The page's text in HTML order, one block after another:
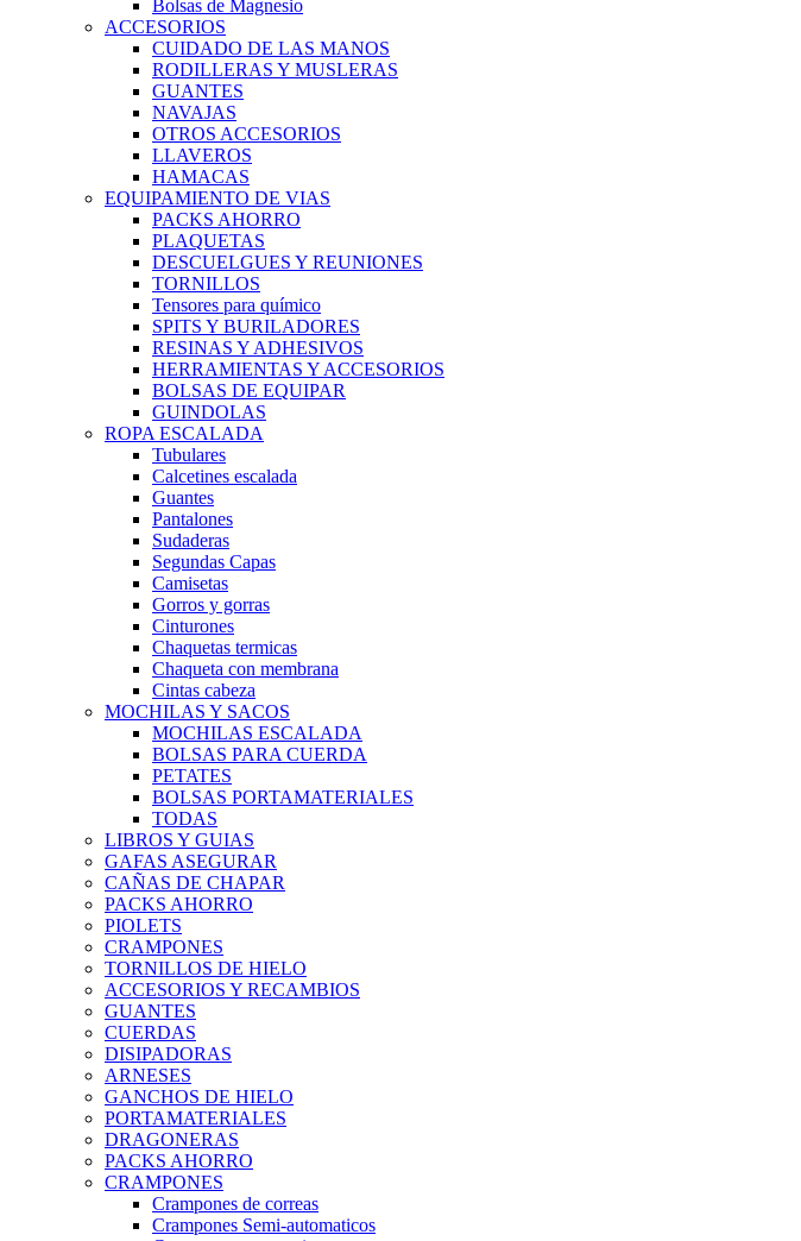
Bolsas de Magnesio
ACCESORIOS
CUIDADO DE LAS MANOS
RODILLERAS Y MUSLERAS
GUANTES
NAVAJAS
OTROS ACCESORIOS
LLAVEROS
HAMACAS
EQUIPAMIENTO DE VIAS
PACKS AHORRO
PLAQUETAS
DESCUELGUES Y REUNIONES
TORNILLOS
Tensores para químico
SPITS Y BURILADORES
RESINAS Y ADHESIVOS
HERRAMIENTAS Y ACCESORIOS
BOLSAS DE EQUIPAR
GUINDOLAS
ROPA ESCALADA
Tubulares
Calcetines escalada
Guantes
Pantalones
Sudaderas
Segundas Capas
Camisetas
Gorros y gorras
Cinturones
Chaquetas termicas
Chaqueta con membrana
Cintas cabeza
MOCHILAS Y SACOS
MOCHILAS ESCALADA
BOLSAS PARA CUERDA
PETATES
BOLSAS PORTAMATERIALES
TODAS
LIBROS Y GUIAS
GAFAS ASEGURAR
CAÑAS DE CHAPAR
PACKS AHORRO
PIOLETS
CRAMPONES
TORNILLOS DE HIELO
ACCESORIOS Y RECAMBIOS
GUANTES
CUERDAS
DISIPADORAS
ARNESES
GANCHOS DE HIELO
PORTAMATERIALES
DRAGONERAS
PACKS AHORRO
CRAMPONES
Crampones de correas
Crampones Semi-automaticos